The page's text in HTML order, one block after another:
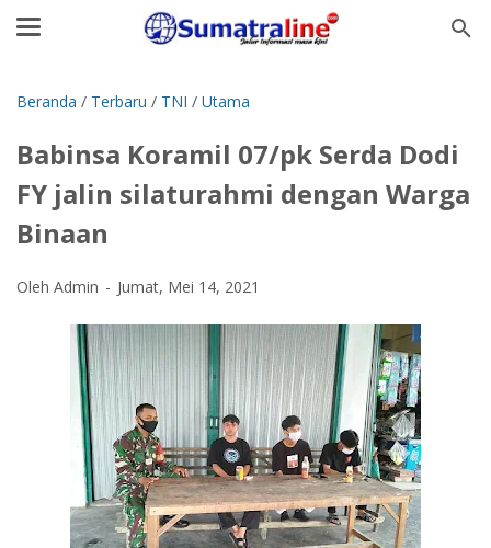
Beranda / Terbaru / TNI / Utama
Babinsa Koramil 07/pk Serda Dodi
FY jalin silaturahmi dengan Warga
Binaan
Oleh Admin Jumat, Mei 14, 2021